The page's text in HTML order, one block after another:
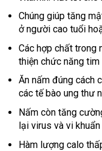
Chúng giúp tăng
ở người cao tuổi
Các hợp chất trong
thiện chức năng tim
Ăn nấm đúng cách
các tế bào ung thư
Nấm còn tăng
lại virus và vi khuẩn
Hàm lượng calo